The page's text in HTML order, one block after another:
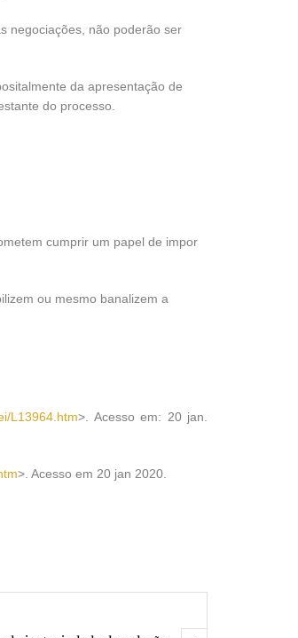
negociações, não poderão ser
da apresentação de
do processo.
cumprir um papel de impor
ou mesmo banalizem a
L13964.htm>. Acesso em: 20 jan.
>. Acesso em 20 jan 2020.